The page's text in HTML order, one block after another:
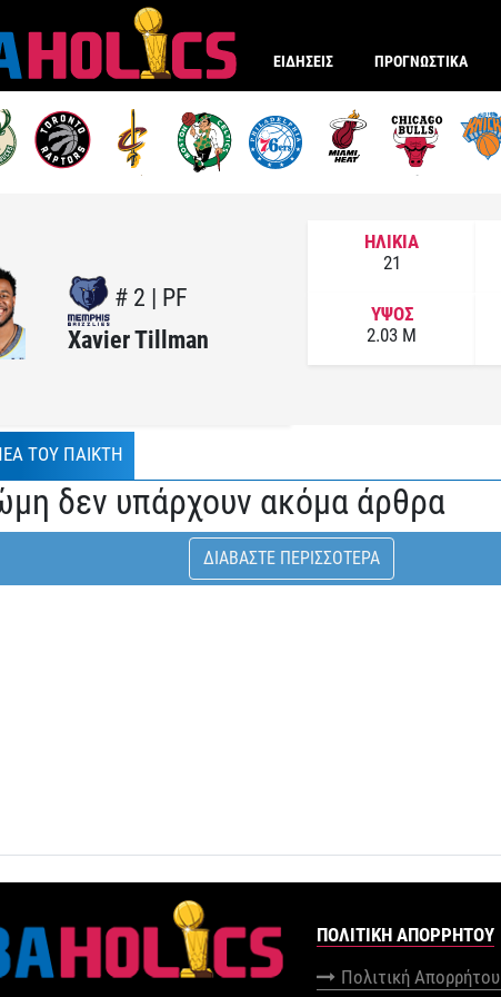
ΕΙΔΗΣΕΙΣ ΠΡΟΓΝΩΣΤΙΚΑ
# 2 | PF
Xavier Tillman
ΗΛΙΚΙΑ
21
ΥΨΟΣ
2.03 M
ΤΟΥ ΠΑΙΚΤΗ
δεν υπάρχουν ακόμα άρθρα
ΔΙΑΒΑΣΤΕ ΠΕΡΙΣΣΟΤΕΡΑ
ΠΟΛΙΤΙΚΉ ΑΠΟΡΡΉΤΟΥ
Πολιτική Απορρήτου